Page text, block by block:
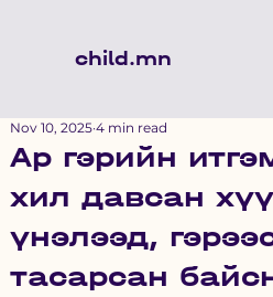
child.mn
Ар гэрийн
хил давсан
үнэлээд,
тасарсан
Nov 10, 2025 4 min read